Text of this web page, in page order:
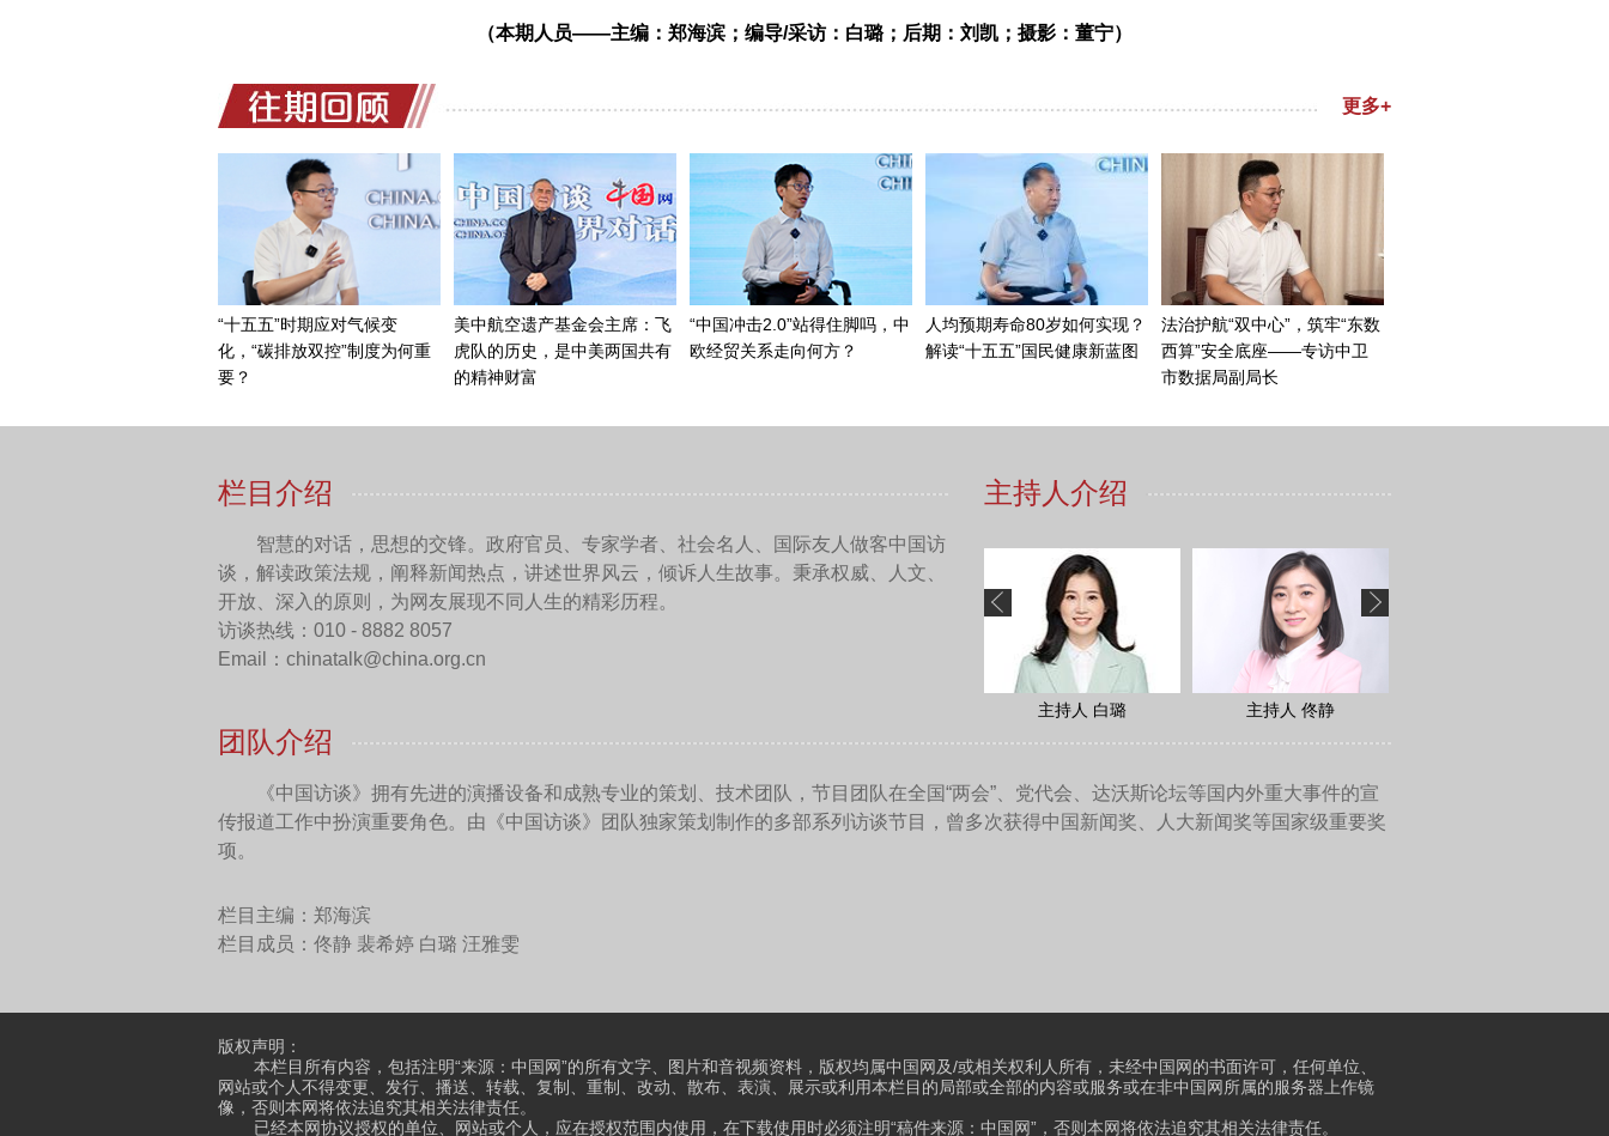
中国网：让我说得再直接些，您认为美国在经济和政治方面的政策会不会使中欧走得更近？
白瀚轩：欧盟与美国始终秉持共同价值观，保持着紧密的合作关系。事实上，今年我们正在纪念第二次世界大战结束
80周年——这场战争催生了联合国的诞生，其创立宗旨正是为了维护世界和平。当前我们举行的各类纪念活动，都在警示
世人不要忘记80年前那场席卷全球的惨烈战争。没有人希望世界重蹈覆辙，特别是在核武器存在的今天，一旦爆发战争，
其带来的毁灭性后果将远超以往，甚至可能导致人类文明的终结。 所有政治领袖都清醒地认识到这一点，也无人愿意走向
战争的深渊。
中国网：好的，最后一个问题。马耳他希望在加强中欧关系的过程中发挥怎样的作用？
白瀚轩： 正如我所提到的，马耳他与中国是53年的好朋友，关系一直非常友好。马耳他是一个中立国，是欧盟成员国
中三个没有加入北约的国家之一。这是由于马耳他曾作为军事基地的历史经历。我们不喜欢战争，我们非常热爱和平，并
在过去，我们也曾扮演过这样的角色。您知道的，2024年，美国国家安全事务助理杰克·沙利文与王毅外长曾在马耳他
举行会晤。当时正值美国击落气球事件后，中美（官方）交往一度停止，双方没有对话的时刻。我们承办了这次会晤，那
是一次非常成功的会晤。
因此，像这样将各方、各国聚集在一起的机会至关重要。马耳他是一个友好、和平的地方，人们可以来这里交谈，解
决分歧。我认为这是我们在历史上一直扮演的重要角色。我们希望马耳他继续发挥这种将各国聚集在一起解决难题的作
中国网：马耳他也可以成为架起中欧紧密合作的桥梁。
白瀚轩：当然。
（本期人员——主编：郑海滨；编导/采访：白璐；后期：刘凯；摄影：董宁）